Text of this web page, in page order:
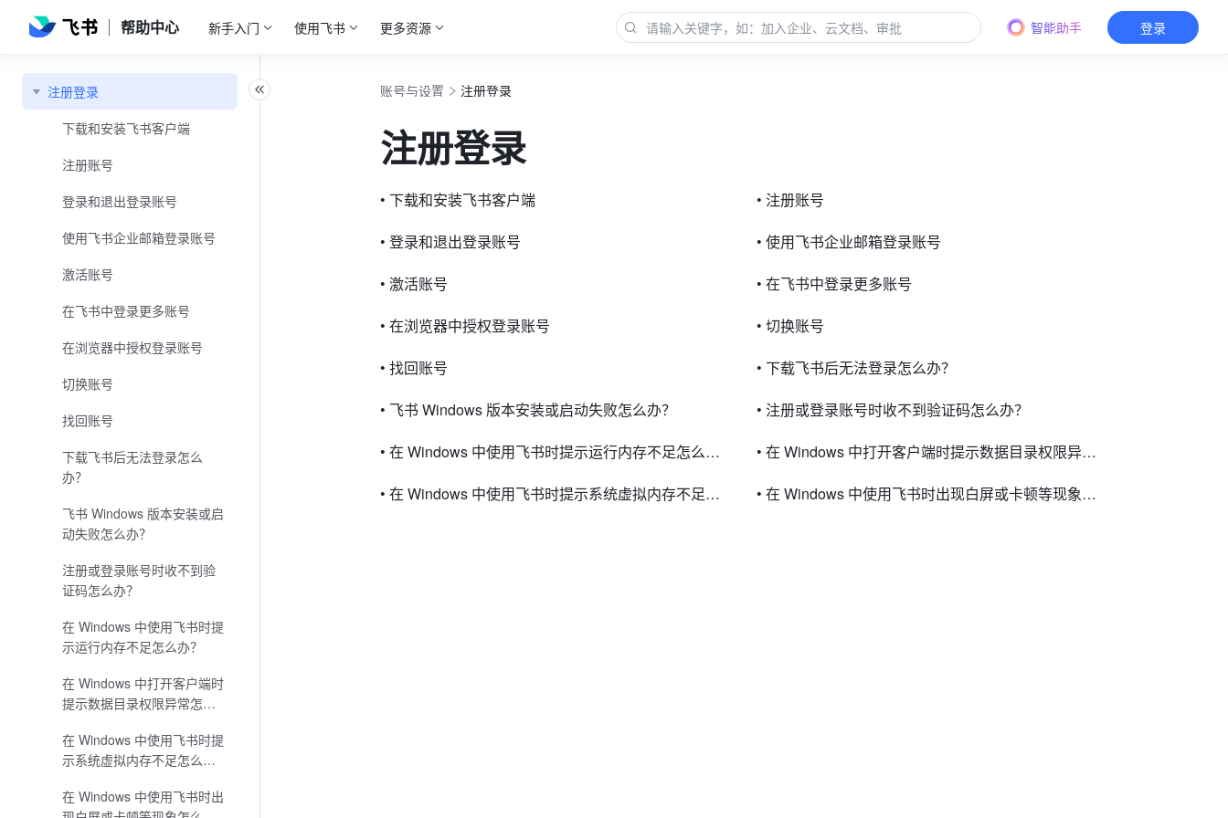
帮助中心 新手入门 使用飞书 更多资源 智能助手 登录
注册登录
下载和安装飞书客户端
注册账号
登录和退出登录账号
使用飞书企业邮箱登录账号
激活账号
在飞书中登录更多账号
在浏览器中授权登录账号
切换账号
找回账号
下载飞书后无法登录怎么
办？
飞书 Windows 版本安装或启
动失败怎么办？
注册或登录账号时收不到验
证码怎么办？
在 Windows 中使用飞书时提
示运行内存不足怎么办？
在 Windows 中打开客户端时
提示数据目录权限异常怎么
在 Windows 中使用飞书时提
示系统虚拟内存不足怎么
在 Windows 中使用飞书时出
账号与设置 注册登录
注册登录
• 下载和安装飞书客户端
• 注册账号
• 登录和退出登录账号
• 使用飞书企业邮箱登录账号
• 激活账号
• 在飞书中登录更多账号
• 在浏览器中授权登录账号
• 切换账号
• 找回账号
• 下载飞书后无法登录怎么办？
• 飞书 Windows 版本安装或启动失败怎么办？
• 注册或登录账号时收不到验证码怎么办？
• 在 Windows 中使用飞书时提示运行内存不足怎么办？
• 在 Windows 中打开客户端时提示数据目录权限异常怎么办？
• 在 Windows 中使用飞书时提示系统虚拟内存不足怎么办？
• 在 Windows 中使用飞书时出现白屏或卡顿等现象怎么办？